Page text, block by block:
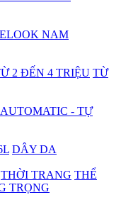
NAM
2 ĐẾN 4 TRIỆU TỪ
AUTOMATIC - TỰ
DÂY DA
THỜI TRANG THỂ
TRỌNG